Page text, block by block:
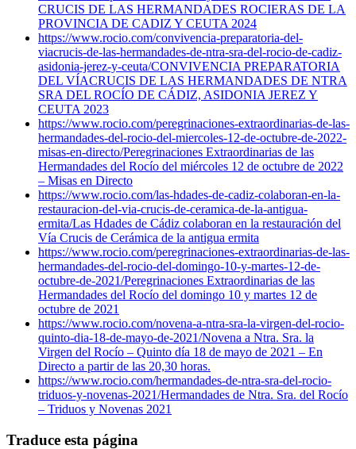
CRUCIS DE LAS HERMANDADES ROCIERAS DE LA
PROVINCIA DE CADIZ Y CEUTA 2024
https://www.rocio.com/convivencia-preparatoria-del-
viacrucis-de-las-hermandades-de-ntra-sra-del-rocio-de-cadiz-
asidonia-jerez-y-ceuta/CONVIVENCIA PREPARATORIA
DEL VÍACRUCIS DE LAS HERMANDADES DE NTRA
SRA DEL ROCÍO DE CÁDIZ, ASIDONIA JEREZ Y
CEUTA 2023
https://www.rocio.com/peregrinaciones-extraordinarias-de-las-
hermandades-del-rocio-del-miercoles-12-de-octubre-de-2022-
misas-en-directo/Peregrinaciones Extraordinarias de las
Hermandades del Rocío del miércoles 12 de octubre de 2022
– Misas en Directo
https://www.rocio.com/las-hdades-de-cadiz-colaboran-en-la-
restauracion-del-via-crucis-de-ceramica-de-la-antigua-
ermita/Las Hdades de Cádiz colaboran en la restauración del
Vía Crucis de Cerámica de la antigua ermita
https://www.rocio.com/peregrinaciones-extraordinarias-de-las-
hermandades-del-rocio-del-domingo-10-y-martes-12-de-
octubre-de-2021/Peregrinaciones Extraordinarias de las
Hermandades del Rocío del domingo 10 y martes 12 de
octubre de 2021
https://www.rocio.com/novena-a-ntra-sra-la-virgen-del-rocio-
quinto-dia-18-de-mayo-de-2021/Novena a Ntra. Sra. la
Virgen del Rocío – Quinto día 18 de mayo de 2021 – En
Directo a partir de las 20,30 horas.
https://www.rocio.com/hermandades-de-ntra-sra-del-rocio-
triduos-y-novenas-2021/Hermandades de Ntra. Sra. del Rocío
– Triduos y Novenas 2021
Traduce esta página